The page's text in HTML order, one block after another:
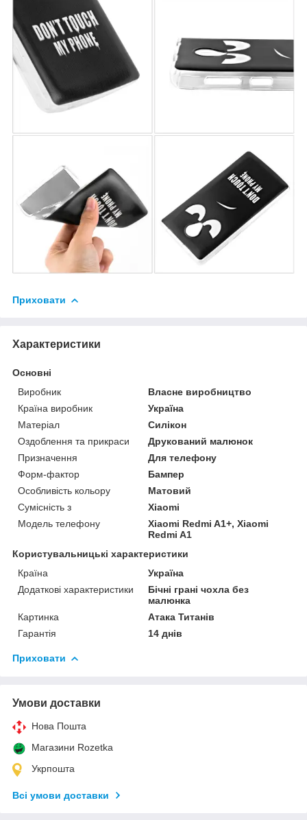
Приховати
Характеристики
Основні
Виробник
Власне виробництво
Країна виробник
Україна
Матеріал
Силікон
Оздоблення та прикраси
Друкований малюнок
Призначення
Для телефону
Форм-фактор
Бампер
Особливість кольору
Матовий
Сумісність з
Xiaomi
Модель телефону
Xiaomi Redmi A1+, Xiaomi
Redmi A1
Користувальницькі характеристики
Країна
Україна
Додаткові характеристики
Бічні грані чохла без
малюнка
Картинка
Атака Титанів
Гарантія
14 днів
Приховати
Умови доставки
Нова Пошта
Магазини Rozetka
Укрпошта
Всі умови доставки